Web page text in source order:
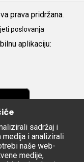
prava pridržana.
poslovanja
aplikaciju:
sadržaj i
medija i analizirali
naše web-
medije,